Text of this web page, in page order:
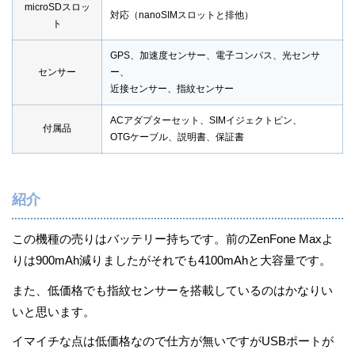
microSDスロッ
ト
対応（nanoSIMスロットと排他）
センサー
GPS、加速度センサー、電子コンパス、光センサ
ー、
近接センサー、指紋センサー
付属品
ACアダプターセット、SIMイジェクトピン、
OTGケーブル、説明書、保証書
紹介
この機種の売りはバッテリー持ちです。前のZenFone Maxよ
りは900mAh減りましたがそれでも4100mAhと大容量です。
また、低価格でも指紋センサーを搭載しているのはかなりい
いと思います。
イマイチな点は低価格なので仕方が無いですがUSBポートが